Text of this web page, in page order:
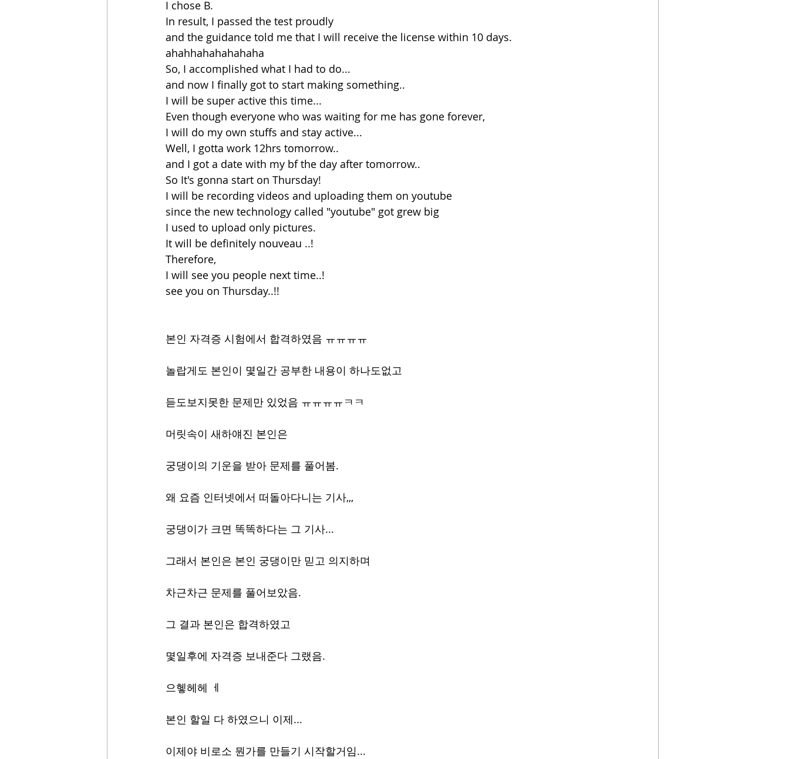
I chose B.
In result, I passed the test proudly
and the guidance told me that I will receive the license within 10 days.
ahahhahahahahaha
So, I accomplished what I had to do...
and now I finally got to start making something..
I will be super active this time...
Even though everyone who was waiting for me has gone forever,
I will do my own stuffs and stay active...
Well, I gotta work 12hrs tomorrow..
and I got a date with my bf the day after tomorrow..
So It's gonna start on Thursday!
I will be recording videos and uploading them on youtube
since the new technology called "youtube" got grew big
I used to upload only pictures.
It will be definitely nouveau ..!
Therefore,
I will see you people next time..!
see you on Thursday..!!
본인 자격증 시험에서 합격하였음 ㅠㅠㅠㅠ
놀랍게도 본인이 몇일간 공부한 내용이 하나도없고
듣도보지못한 문제만 있었음 ㅠㅠㅠㅠㅋㅋ
머릿속이 새하얘진 본인은
궁댕이의 기운을 받아 문제를 풀어봄.
왜 요즘 인터넷에서 떠돌아다니는 기사,,,
궁댕이가 크면 똑똑하다는 그 기사...
그래서 본인은 본인 궁댕이만 믿고 의지하며
차근차근 문제를 풀어보았음.
그 결과 본인은 합격하였고
몇일후에 자격증 보내준다 그랬음.
으헿헤헤 ㅔ
본인 할일 다 하였으니 이제...
이제야 비로소 뭔가를 만들기 시작할거임...